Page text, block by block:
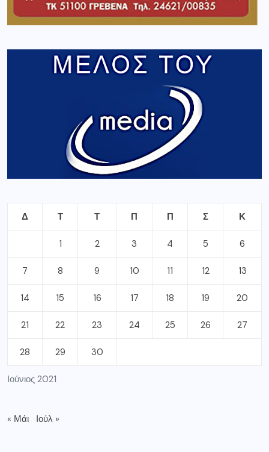
Ιούνιος 2021
Δ Τ Τ Π Π Σ Κ
1 2 3 4 5 6
7 8 9 10 11 12 13
14 15 16 17 18 19 20
21 22 23 24 25 26 27
28 29 30
« Μάι Ιούλ »